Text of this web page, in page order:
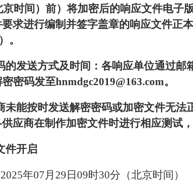
时间）前）将加密后的响应文件电子
求进行编制并签字盖章的响应文件正
。
发送方式及时间：各响应单位通过邮
密码发至hnmdgc2019@163.com。
能按时发送解密密码或加密文件无法
应商在制作加密文件时进行相应测试
件开启
年07月29日09时30分（北京时间）